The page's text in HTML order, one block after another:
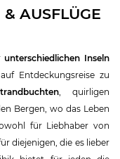
AUSFLÜGE
unterschiedlichen Inseln
Entdeckungsreise zu
, quirligen
Bergen, wo das Leben
für Liebhaber von
diejenigen, die es lieber